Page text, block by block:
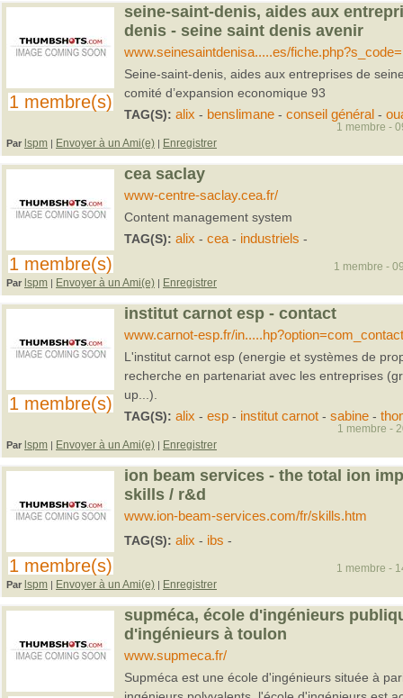
1 membre(s)
seine-saint-denis, aides aux
denis - seine saint denis avenir
www.seinesaintdenisa.....es/
Seine-saint-denis, aides aux entreprises de
comité d’expansion economique 93
TAG(S): alix - benslimane- conseil général -
Par lspm | Envoyer à un Ami(e) | Enregistrer
1 membre -
1 membre(s)
cea saclay
www-centre-saclay.cea.fr/
Content management system
TAG(S): alix - cea - industriels -
Par lspm | Envoyer à un Ami(e) | Enregistrer
1 membre -
1 membre(s)
institut carnot esp - contact
www.carnot-esp.fr/
L'institut carnot esp (energie et systèmes de
recherche en partenariat avec les entreprises
up...).
TAG(S): alix - esp - institut carnot- sabine-
Par lspm | Envoyer à un Ami(e) | Enregistrer
1 membre -
1 membre(s)
ion beam services - the total ion
skills / r&d
www.ion-beam-services.com/fr/skills.htm
TAG(S): alix - ibs -
Par lspm | Envoyer à un Ami(e) | Enregistrer
1 membre -
supméca, école d'ingénieurs
d'ingénieurs à toulon
www.supmeca.fr/
Supméca est une école d'ingénieurs située à